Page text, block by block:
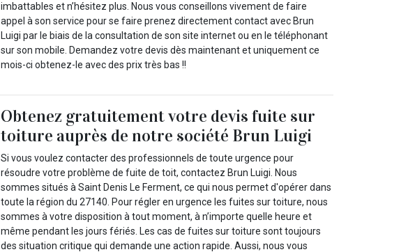
imbattables et n’hésitez plus. Nous vous conseillons vivement de faire
appel à son service pour se faire prenez directement contact avec Brun
Luigi par le biais de la consultation de son site internet ou en le téléphonant
sur son mobile. Demandez votre devis dès maintenant et uniquement ce
mois-ci obtenez-le avec des prix très bas !!
Obtenez gratuitement votre devis fuite sur
toiture auprès de notre société Brun Luigi
Si vous voulez contacter des professionnels de toute urgence pour
résoudre votre problème de fuite de toit, contactez Brun Luigi. Nous
sommes situés à Saint Denis Le Ferment, ce qui nous permet d'opérer dans
toute la région du 27140. Pour régler en urgence les fuites sur toiture, nous
sommes à votre disposition à tout moment, à n’importe quelle heure et
même pendant les jours fériés. Les cas de fuites sur toiture sont toujours
des situation critique qui demande une action rapide. Aussi, nous vous